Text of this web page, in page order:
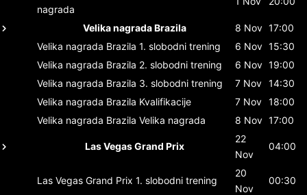
nagrada
Velika nagrada Brazila 8 Nov 17:00
Velika nagrada Brazila 1. slobodni trening 6 Nov 15:30
Velika nagrada Brazila 2. slobodni trening 6 Nov 19:00
Velika nagrada Brazila 3. slobodni trening 7 Nov 14:30
Velika nagrada Brazila Kvalifikacije 7 Nov 18:00
Velika nagrada Brazila Velika nagrada 8 Nov 17:00
Las Vegas Grand Prix
22
Nov
04:00
Las Vegas Grand Prix 1. slobodni trening
20
Nov
00:30